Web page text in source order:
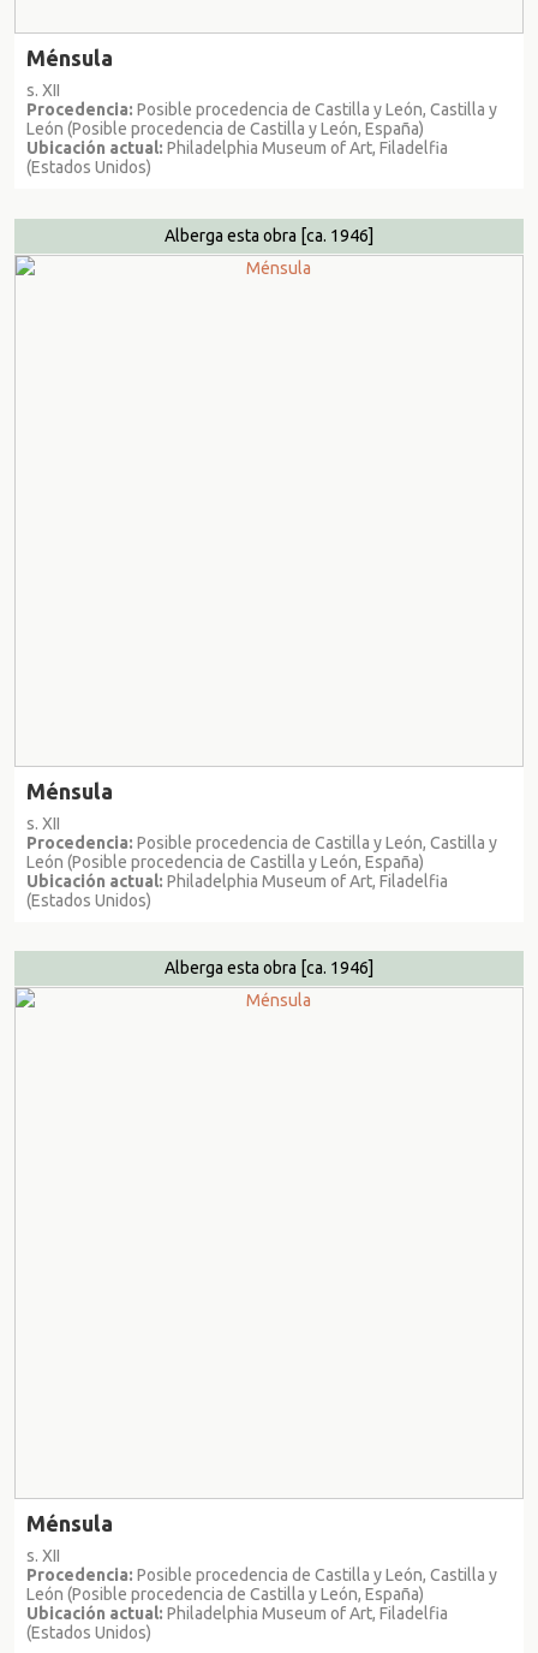
Ménsula
s. XII
Procedencia: Posible procedencia de Castilla y León, Castilla y
León (Posible procedencia de Castilla y León, España)
Ubicación actual: Philadelphia Museum of Art, Filadelfia
(Estados Unidos)
Alberga esta obra [ca. 1946]
Ménsula
s. XII
Procedencia: Posible procedencia de Castilla y León, Castilla y
León (Posible procedencia de Castilla y León, España)
Ubicación actual: Philadelphia Museum of Art, Filadelfia
(Estados Unidos)
Alberga esta obra [ca. 1946]
Ménsula
s. XII
Procedencia: Posible procedencia de Castilla y León, Castilla y
León (Posible procedencia de Castilla y León, España)
Ubicación actual: Philadelphia Museum of Art, Filadelfia
(Estados Unidos)